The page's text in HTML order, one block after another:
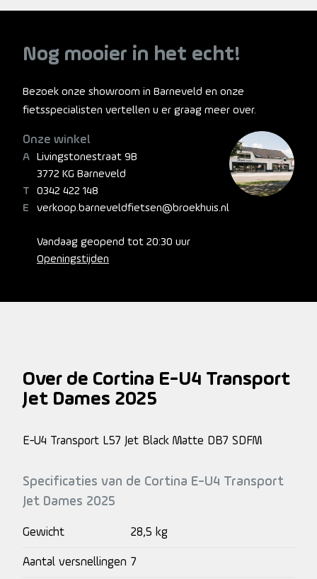
Nog mooier in het echt!
Bezoek onze showroom in Barneveld en onze
fietsspecialisten vertellen u er graag meer over.
Onze winkel
Livingstonestraat 9B
3772 KG Barneveld
0342 422 148
verkoop.barneveldfietsen@broekhuis.nl
Vandaag geopend tot 20:30 uur
Openingstijden
Over de Cortina E-U4 Transport
Jet Dames 2025
E-U4 Transport L57 Jet Black Matte DB7 SDFM
Specificaties van de Cortina E-U4 Transport
Jet Dames 2025
Gewicht 28,5 kg
Aantal versnellingen 7